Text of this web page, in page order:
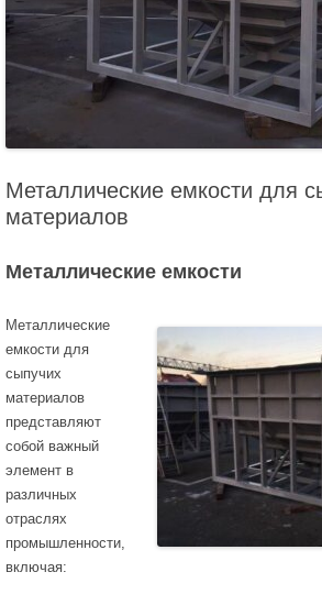
Металлические емкости для
материалов
Металлические емкости
Металлические
емкости для
сыпучих
материалов
представляют
собой важный
элемент в
различных
отраслях
промышленности,
включая: